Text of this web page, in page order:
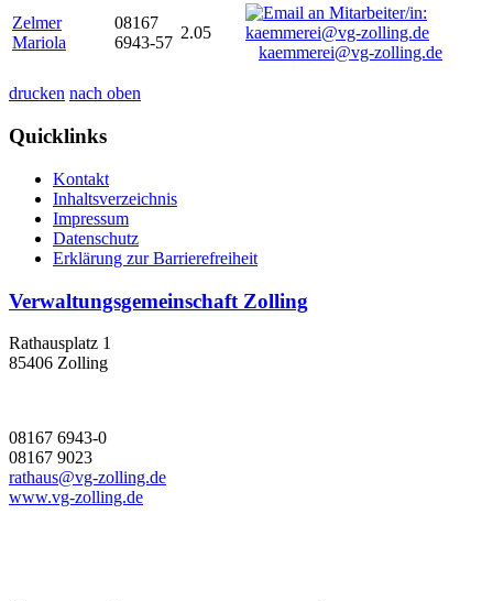
Zelmer
Mariola
08167
6943-57
2.05
kaemmerei@vg-zolling.de
drucken nach oben
Quicklinks
Kontakt
Inhaltsverzeichnis
Impressum
Datenschutz
Erklärung zur Barrierefreiheit
Verwaltungsgemeinschaft Zolling
Rathausplatz 1
85406 Zolling
08167 6943-0
08167 9023
rathaus@vg-zolling.de
www.vg-zolling.de